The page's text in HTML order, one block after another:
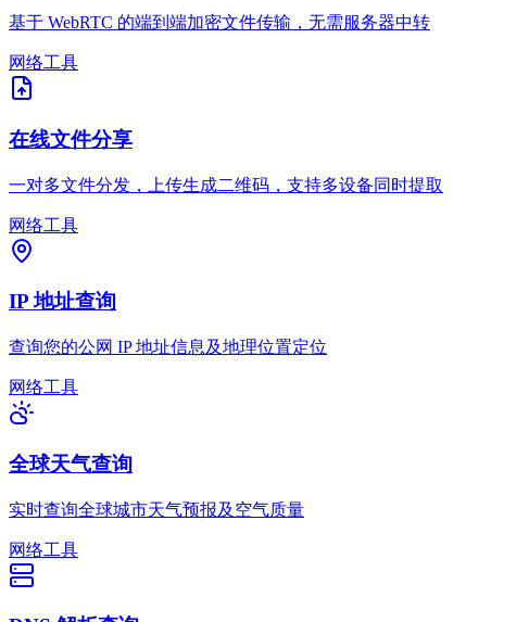
基于 WebRTC 的端到端加密文件传输，无需服务器中转
网络工具
在线文件分享
一对多文件分发，上传生成二维码，支持多设备同时提取
网络工具
IP 地址查询
查询您的公网 IP 地址信息及地理位置定位
网络工具
全球天气查询
实时查询全球城市天气预报及空气质量
网络工具